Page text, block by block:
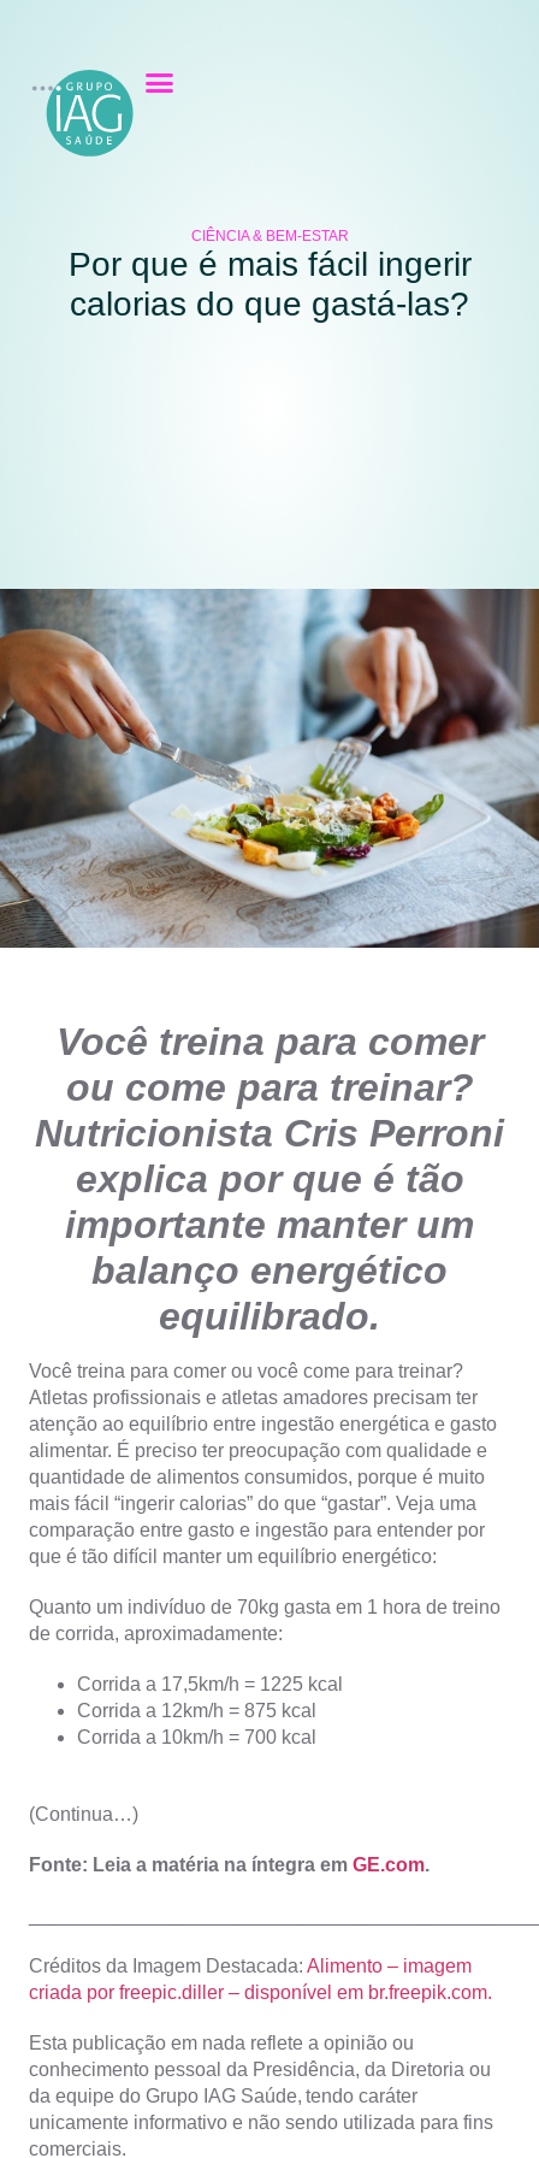
CIÊNCIA & BEM-ESTAR
Por que é mais fácil ingerir
calorias do que gastá-las?
Você treina para comer
ou come para treinar?
Nutricionista Cris Perroni
explica por que é tão
importante manter um
balanço energético
equilibrado.
Você treina para comer ou você come para treinar?
Atletas profissionais e atletas amadores precisam ter
atenção ao equilíbrio entre ingestão energética e gasto
alimentar. É preciso ter preocupação com qualidade e
quantidade de alimentos consumidos, porque é muito
mais fácil “ingerir calorias” do que “gastar”. Veja uma
comparação entre gasto e ingestão para entender por
que é tão difícil manter um equilíbrio energético:
Quanto um indivíduo de 70kg gasta em 1 hora de treino
de corrida, aproximadamente:
Corrida a 17,5km/h = 1225 kcal
Corrida a 12km/h = 875 kcal
Corrida a 10km/h = 700 kcal
(Continua…)
Fonte: Leia a matéria na íntegra em GE.com.
Créditos da Imagem Destacada: Alimento – imagem
criada por freepic.diller – disponível em br.freepik.com.
Esta publicação em nada reflete a opinião ou
conhecimento pessoal da Presidência, da Diretoria ou
da equipe do Grupo IAG Saúde, tendo caráter
unicamente informativo e não sendo utilizada para fins
comerciais.